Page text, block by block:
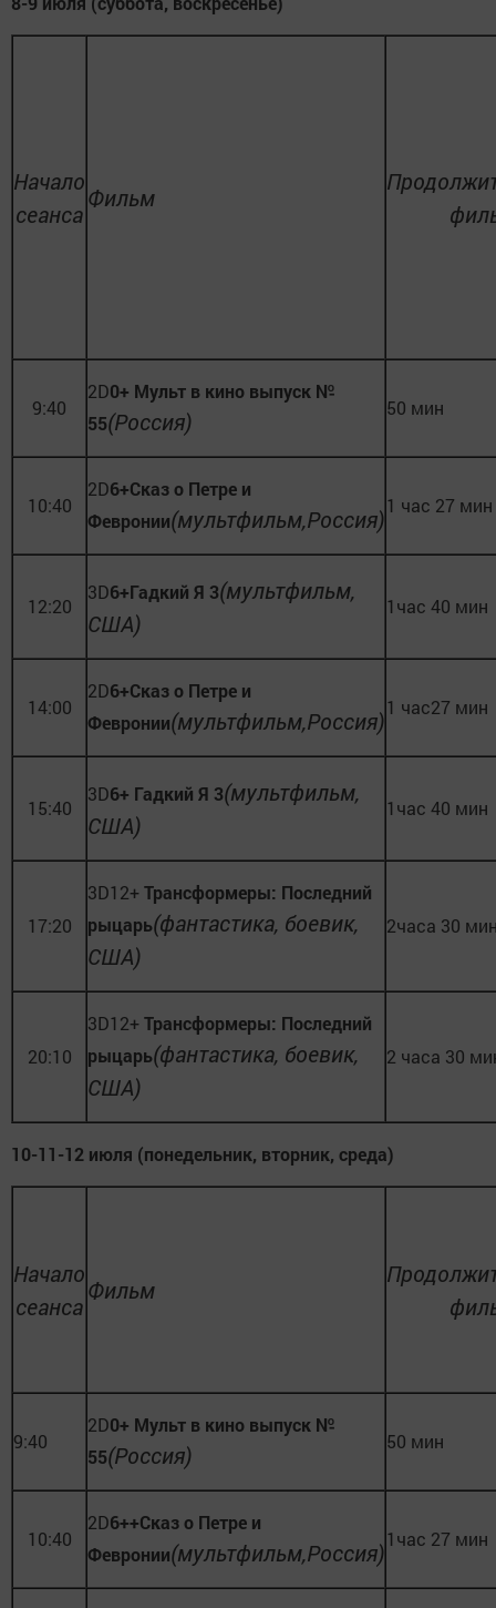
Начало
сеанса
Фильм
9:40
2D0+ Мульт в кино выпуск №
55(Россия) 50 мин
10:40
2D6+Сказ о Петре и
Февронии(мультфильм,Россия)1 час 27 мин
12:20
3D6+Гадкий Я 3(мультфильм,
США)
1час 40 мин
14:00
2D6+Сказ о Петре и
Февронии(мультфильм,Россия)1 час27 мин
15:40
3D6+ Гадкий Я 3(мультфильм,
США)
1час 40 мин
17:20
3D12+Трансформеры: Последний
рыцарь(фантастика, боевик,
США)
2часа 30
20:10
3D12+Трансформеры: Последний
рыцарь(фантастика, боевик,
США)
2 часа 30
10-11-12 июля (понедельник, вторник, среда)
Начало
сеанса
Фильм
9:40
2D0+ Мульт в кино выпуск №
55(Россия) 50 мин
10:40
2D6++Сказ о Петре и
Февронии(мультфильм,Россия)1час 27 мин